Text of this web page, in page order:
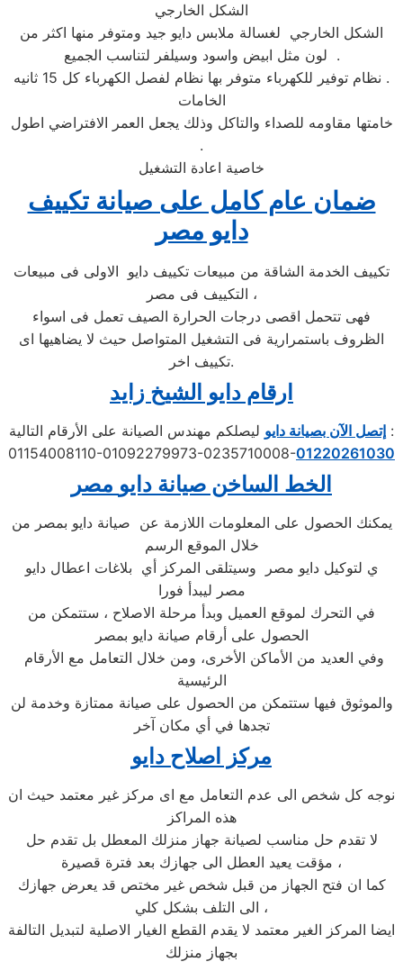
الشكل الخارجي
الشكل الخارجي لغسالة ملابس دايو جيد ومتوفر منها اكثر من
لون مثل ابيض واسود وسيلفر لتناسب الجميع .
نظام توفير للكهرباء متوفر بها نظام لفصل الكهرباء كل 15 ثانيه .
الخامات
خامتها مقاومه للصداء والتاكل وذلك يجعل العمر الافتراضي اطول
.
خاصية اعادة التشغيل
ضمان عام كامل على صيانة تكييف
دايو مصر
تكييف الخدمة الشاقة من مبيعات تكييف دايو الاولى فى مبيعات
التكييف فى مصر ،
فهى تتحمل اقصى درجات الحرارة الصيف تعمل فى اسواء
الظروف باستمرارية فى التشغيل المتواصل حيث لا يضاهيها اى
تكييف اخر.
ارقام دايو الشيخ زايد
إتصل الآن بصيانة دايو ليصلكم مهندس الصيانة على الأرقام التالية :
01154008110-01092279973-0235710008-01220261030
الخط الساخن صيانة دايو مصر
يمكنك الحصول على المعلومات اللازمة عن صيانة دايو بمصر من
خلال الموقع الرسم
ي لتوكيل دايو مصر وسيتلقى المركز أي بلاغات اعطال دايو
مصر ليبدأ فورا
في التحرك لموقع العميل وبدأ مرحلة الاصلاح ، ستتمكن من
الحصول على أرقام صيانة دايو بمصر
الرئيسية
والموثوق فيها ستتمكن من الحصول على صيانة ممتازة وخدمة لن
تجدها في أي مكان آخر
مركز اصلاح دايو
نوجه كل شخص الى عدم التعامل مع اى مركز غير معتمد حيث ان
هذه المراكز
لا تقدم حل مناسب لصيانة جهاز منزلك المعطل بل تقدم حل
مؤقت يعيد العطل الى جهازك بعد فترة قصيرة ،
كما ان فتح الجهاز من قبل شخص غير مختص قد يعرض جهازك
الى التلف بشكل كلي ،
ايضا المركز الغير معتمد لا يقدم القطع الغيار الاصلية لتبديل التالفة
بجهاز منزلك